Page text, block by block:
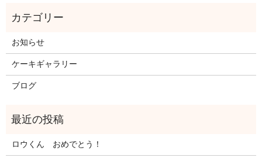
お知らせ
ケーキギャラリー
ブログ
ロウくん おめでとう！